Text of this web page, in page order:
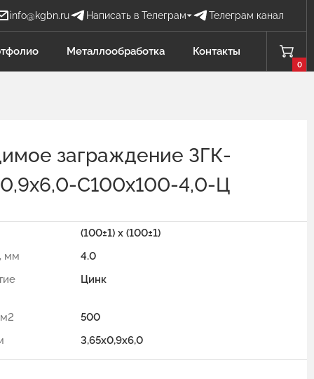
info@kgbn.ru Написать в Телеграм Телеграм канал
БН Бова Наталья
Отдел продаж
СВ Садков Владимир
ЛЮ
Отдел продаж Металлообработка
Металлообработка Контакты
0
заграждение ЗГК-
С100х100-4,0-Ц
(100±1) x (100±1)
мм
4.0
Цинк
500
3,65х0,9х6,0